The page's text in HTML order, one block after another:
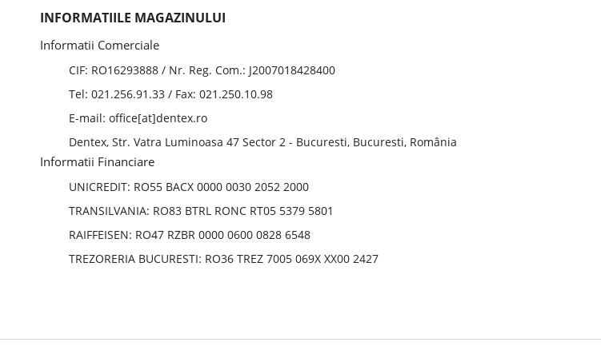
INFORMATIILE MAGAZINULUI
Informatii Comerciale
CIF: RO16293888 / Nr. Reg. Com.: J2007018428400
Tel: 021.256.91.33 / Fax: 021.250.10.98
E-mail: office[at]dentex.ro
Dentex, Str. Vatra Luminoasa 47 Sector 2 - Bucuresti, Bucuresti, România
Informatii Financiare
UNICREDIT: RO55 BACX 0000 0030 2052 2000
TRANSILVANIA: RO83 BTRL RONC RT05 5379 5801
RAIFFEISEN: RO47 RZBR 0000 0600 0828 6548
TREZORERIA BUCURESTI: RO36 TREZ 7005 069X XX00 2427